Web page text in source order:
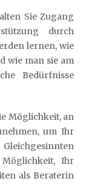
Sie Zugang
durch
lernen, wie
wie man sie am
Bedürfnisse
Möglichkeit, an
um Ihr
Ihr
als Beraterin